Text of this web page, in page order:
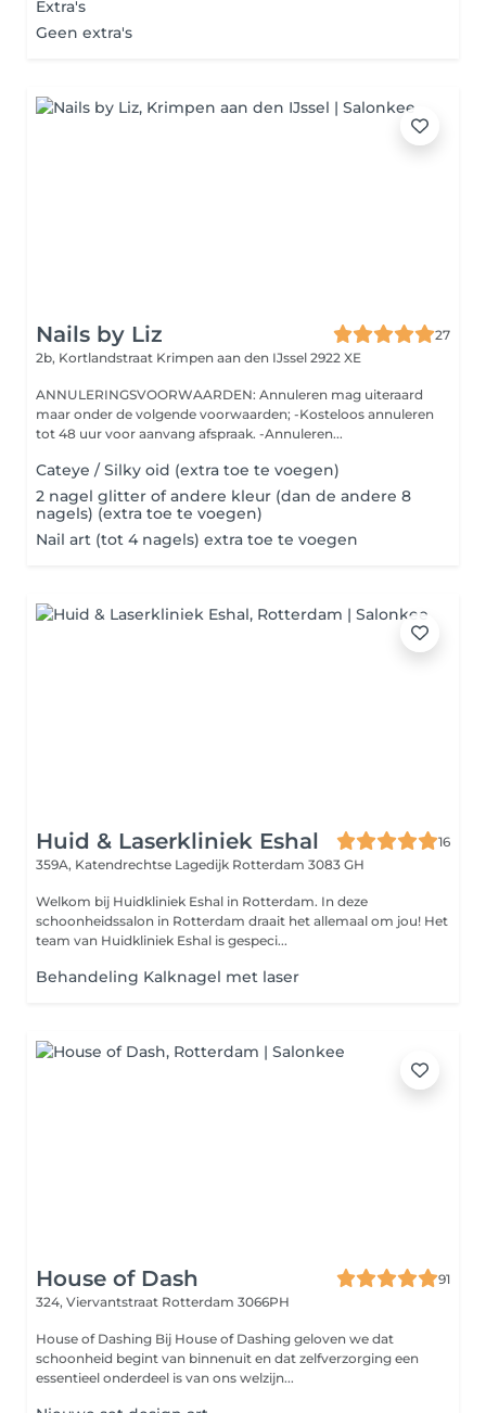
Extra's
Geen extra's
Nails by Liz
27
2b, Kortlandstraat Krimpen aan den IJssel 2922 XE
ANNULERINGSVOORWAARDEN: Annuleren mag uiteraard
maar onder de volgende voorwaarden; -Kosteloos annuleren
tot 48 uur voor aanvang afspraak. -Annuleren...
Cateye / Silky oid (extra toe te voegen)
2 nagel glitter of andere kleur (dan de andere 8
nagels) (extra toe te voegen)
Nail art (tot 4 nagels) extra toe te voegen
Huid & Laserkliniek Eshal
16
359A, Katendrechtse Lagedijk Rotterdam 3083 GH
Welkom bij Huidkliniek Eshal in Rotterdam. In deze
schoonheidssalon in Rotterdam draait het allemaal om jou! Het
team van Huidkliniek Eshal is gespeci...
Behandeling Kalknagel met laser
House of Dash
91
324, Viervantstraat Rotterdam 3066PH
House of Dashing Bij House of Dashing geloven we dat
schoonheid begint van binnenuit en dat zelfverzorging een
essentieel onderdeel is van ons welzijn...